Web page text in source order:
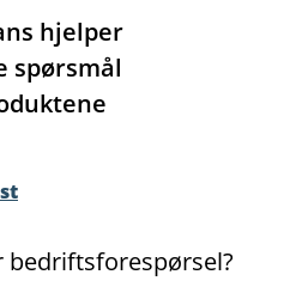
hjelper
spørsmål
bedriftsforespørsel?